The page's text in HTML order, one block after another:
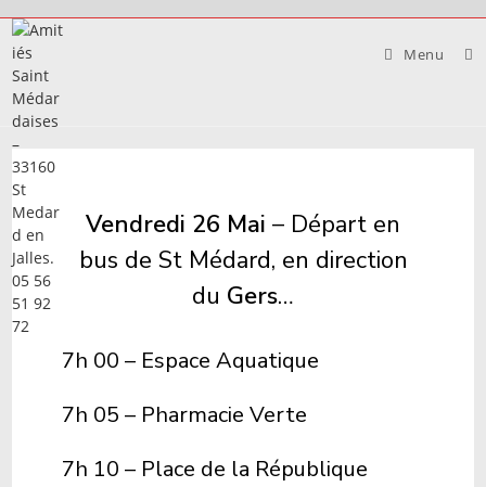
to
content
Menu
Vendredi 26 Mai – Départ en
bus de St Médard, en direction
du Gers…
7h 00 – Espace Aquatique
7h 05 – Pharmacie Verte
7h 10 – Place de la République